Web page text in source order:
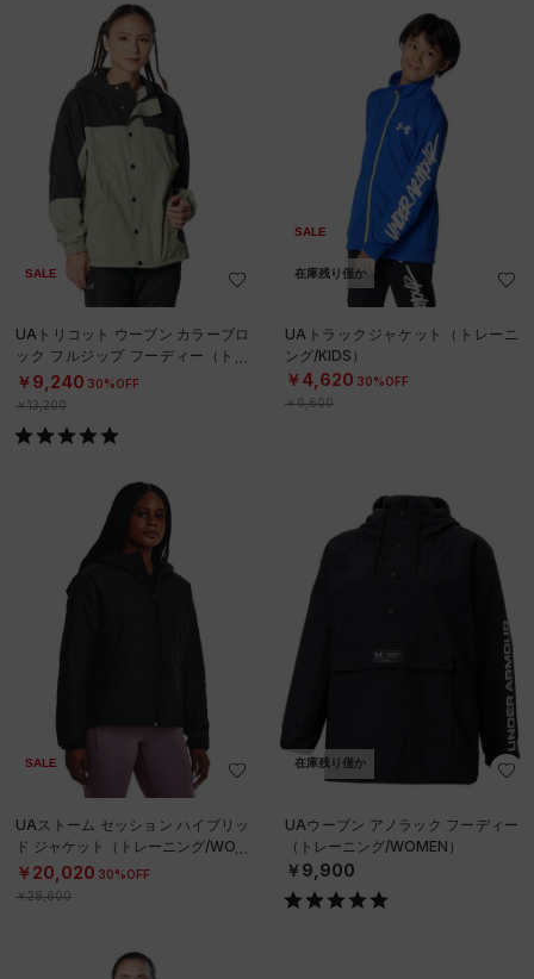
SALE
UAトリコット ウーブン カラーブロ
ック フルジップ フーディー（トレ
ーニング/WOMEN）
￥9,240 30%OFF
￥13,200
SALE
在庫残り僅か
UAトラックジャケット（トレーニ
ング/KIDS）
￥4,620 30%OFF
￥6,600
SALE
UAストーム セッション ハイブリッ
ド ジャケット（トレーニング/WOM
EN）
￥20,020 30%OFF
￥28,600
在庫残り僅か
UAウーブン アノラック フーディー
（トレーニング/WOMEN）
￥9,900